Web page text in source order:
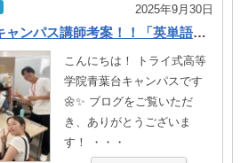
2025年9月30日
👩‍🏫青葉台キャンパス講師考案！！「英単語ゲーム」！？🆎【横浜青葉台】
こんにちは！ トライ式高等
学院青葉台キャンパスです
🌼✨ ブログをご覧いただ
き、ありがとうございま
す！ ・・・